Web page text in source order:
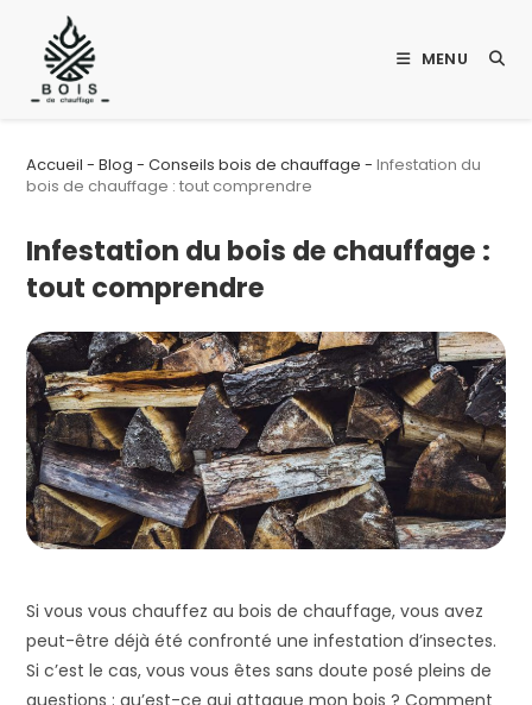
content
MENU
Accueil -Blog -Conseils bois de chauffage -Infestation du
bois de chauffage : tout comprendre
Infestation du bois de chauffage :
tout comprendre
Si vous vous chauffez au bois de chauffage, vous avez
peut-être déjà été confronté une infestation d’insectes.
Si c’est le cas, vous vous êtes sans doute posé pleins de